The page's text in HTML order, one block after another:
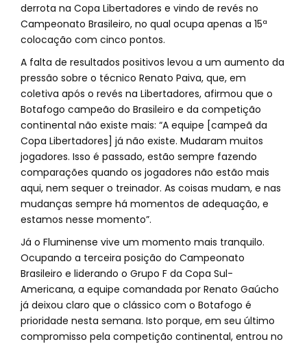
derrota na Copa Libertadores e vindo de revés no
Campeonato Brasileiro, no qual ocupa apenas a 15ª
colocação com cinco pontos.
A falta de resultados positivos levou a um aumento da
pressão sobre o técnico Renato Paiva, que, em
coletiva após o revés na Libertadores, afirmou que o
Botafogo campeão do Brasileiro e da competição
continental não existe mais: “A equipe [campeã da
Copa Libertadores] já não existe. Mudaram muitos
jogadores. Isso é passado, estão sempre fazendo
comparações quando os jogadores não estão mais
aqui, nem sequer o treinador. As coisas mudam, e nas
mudanças sempre há momentos de adequação, e
estamos nesse momento”.
Já o Fluminense vive um momento mais tranquilo.
Ocupando a terceira posição do Campeonato
Brasileiro e liderando o Grupo F da Copa Sul-
Americana, a equipe comandada por Renato Gaúcho
já deixou claro que o clássico com o Botafogo é
prioridade nesta semana. Isto porque, em seu último
compromisso pela competição continental, entrou no